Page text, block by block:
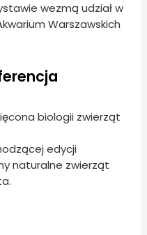
wezmą udział w
Warszawskich
biologii zwierząt
edycji
naturalne zwierząt